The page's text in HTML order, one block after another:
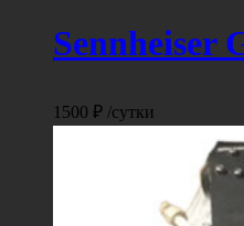
Sennheiser
1500 ₽ /сутки